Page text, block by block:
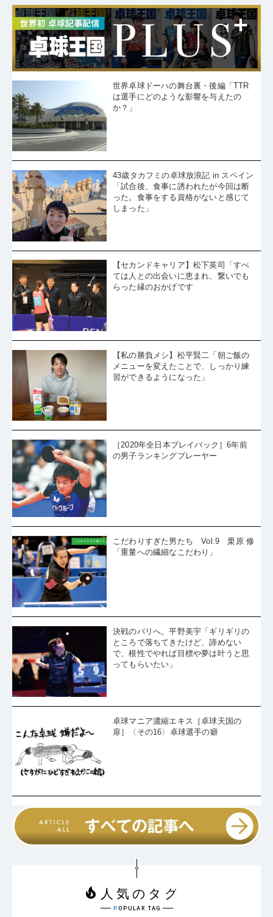
世界卓球ドーハの舞台裏・後編「TTR
は選手にどのような影響を与えたの
か？」
43歳タカフミの卓球放浪記 in スペイン
「試合後、食事に誘われたが今回は断
った。食事をする資格がないと感じて
しまった」
【セカンドキャリア】松下英司「すべ
ては人との出会いに恵まれ、繋いでも
らった縁のおかげです
【私の勝負メシ】松平賢二「朝ご飯の
メニューを変えたことで、しっかり練
習ができるようになった」
［2020年全日本プレイバック］6年前
の男子ランキングプレーヤー
こだわりすぎた男たち Vol.9 栗原 修
「重量への繊細なこだわり」
決戦のパリへ。平野美宇「ギリギリの
ところで落ちてきたけど、諦めない
で、根性でやれば目標や夢は叶うと思
ってもらいたい」
卓球マニア濃縮エキス［卓球天国の
扉］〈その16〉卓球選手の癖